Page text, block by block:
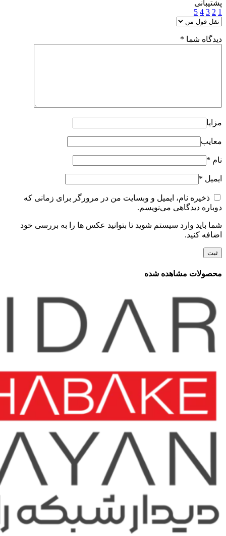
پشتیبانی
1
2
3
4
5
دیدگاه شما *
مزایا
معایب
نام *
ایمیل *
ذخیره نام، ایمیل و وبسایت من در مرورگر برای زمانی که
دوباره دیدگاهی می‌نویسم.
شما باید وارد سیستم شوید تا بتوانید عکس ها را به بررسی خود
اضافه کنید.
محصولات مشاهده شده